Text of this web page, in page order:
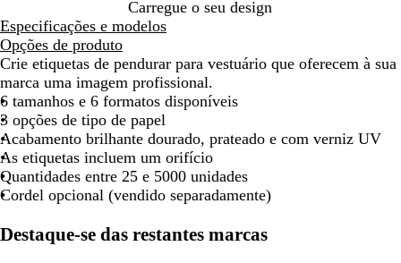
Carregue o seu design
Especificações e modelos
Opções de produto
Crie etiquetas de pendurar para vestuário que oferecem à sua
marca uma imagem profissional.
6 tamanhos e 6 formatos disponíveis
3 opções de tipo de papel
Acabamento brilhante dourado, prateado e com verniz UV
As etiquetas incluem um orifício
Quantidades entre 25 e 5000 unidades
Cordel opcional (vendido separadamente)
Destaque-se das restantes marcas